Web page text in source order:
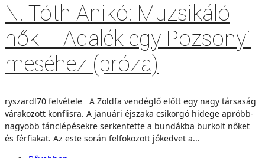
N. Tóth Anikó: Muzsikáló
nők – Adalék egy Pozsonyi
meséhez (próza)
ryszardl70 felvétele A Zöldfa vendéglő előtt egy nagy társaság
várakozott konflisra. A januári éjszaka csikorgó hidege apróbb-
nagyobb tánclépésekre serkentette a bundákba burkolt nőket
és férfiakat. Az este során felfokozott jókedvet a...